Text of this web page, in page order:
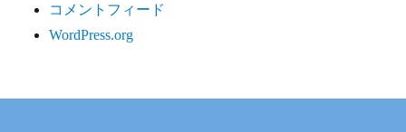
コメントフィード
WordPress.org